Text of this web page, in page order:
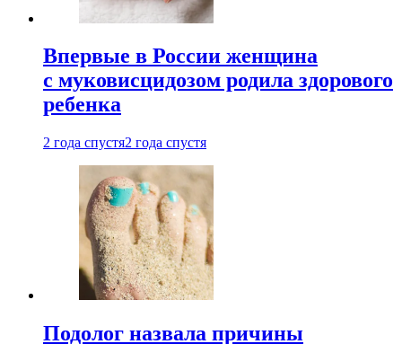
Впервые в России женщина
с муковисцидозом родила здорового
ребенка
2 года спустя2 года спустя
Подолог назвала причины